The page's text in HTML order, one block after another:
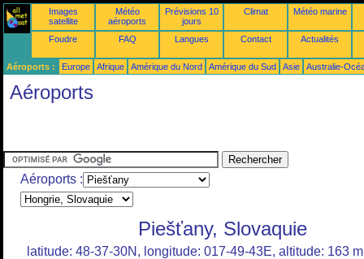
Images
satellite
Météo
aéroports
Prévisions 10
jours
Climat Météo marine
Foudre FAQ Langues Contact Actualités
Aéroports : Europe Afrique Amérique du Nord Amérique du Sud Asie Australie-
Aéroports
Aéroports :
Piešťany, Slovaquie
latitude: 48-37-30N, longitude: 017-49-43E, altitude: 163 m